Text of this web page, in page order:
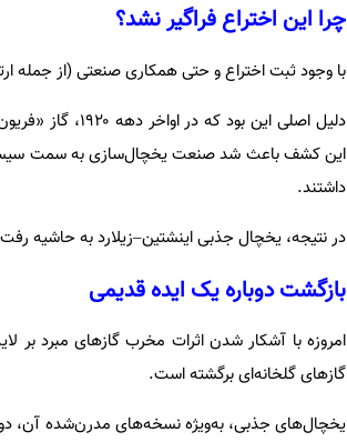
چرا این اختراع فراگیر نشد؟
با وجود ثبت اختراع و حتی همکاری صنعتی (از جمله
دلیل اصلی این
این کشف باعث شد صنعت یخچال‌سازی به سمت
داشتند.
در نتیجه، یخچال جذبی اینشتین–زیلارد به حاشیه
بازگشت دوباره یک ایده قدیمی
امروزه با آشکار شدن اثرات مخرب گازهای مبرد بر
گازهای گلخانه‌ای برگشته است.
یخچال‌های جذبی، به‌ویژه نسخه‌های مدرن‌شده آن،